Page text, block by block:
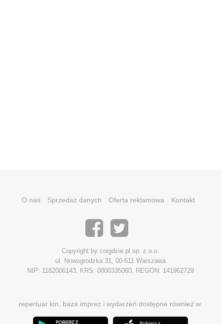
O nas Sprzedaż danych Oferta reklamowa Kontakt
Copyright by coigdzie.pl sp. z o.o.
ul. Nowogrodzka 31, 00-511 Warszawa
NIP: 1182006143, KRS: 0000335060, REGON: 141962729
repertuar kin, baza imprez i wydarzeń dostępne również w: